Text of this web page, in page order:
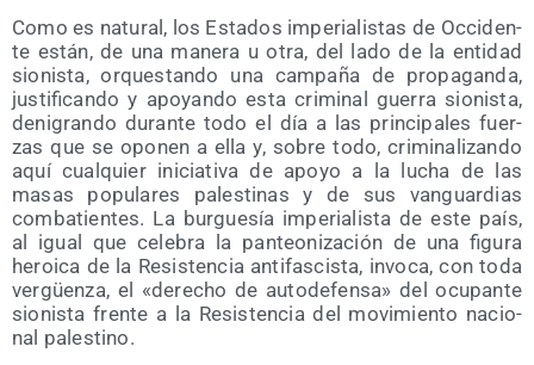
Como es natu­ral, los Esta­dos impe­ria­lis­tas de Occi­den­
te están, de una mane­ra u otra, del lado de la enti­dad
sio­nis­ta, orques­tan­do una cam­pa­ña de pro­pa­gan­da,
jus­ti­fi­can­do y apo­yan­do esta cri­mi­nal gue­rra sio­nis­ta,
deni­gran­do duran­te todo el día a las prin­ci­pa­les fuer­
zas que se opo­nen a ella y, sobre todo, cri­mi­na­li­zan­do
aquí cual­quier ini­cia­ti­va de apo­yo a la lucha de las
masas popu­la­res pales­ti­nas y de sus van­guar­dias
com­ba­tien­tes. La bur­gue­sía impe­ria­lis­ta de este país,
al igual que cele­bra la pan­teo­ni­za­ción de una figu­ra
heroi­ca de la Resis­ten­cia anti­fas­cis­ta, invo­ca, con toda
ver­güen­za, el «dere­cho de auto­de­fen­sa» del ocu­pan­te
sio­nis­ta fren­te a la Resis­ten­cia del movi­mien­to nacio­
nal palestino.